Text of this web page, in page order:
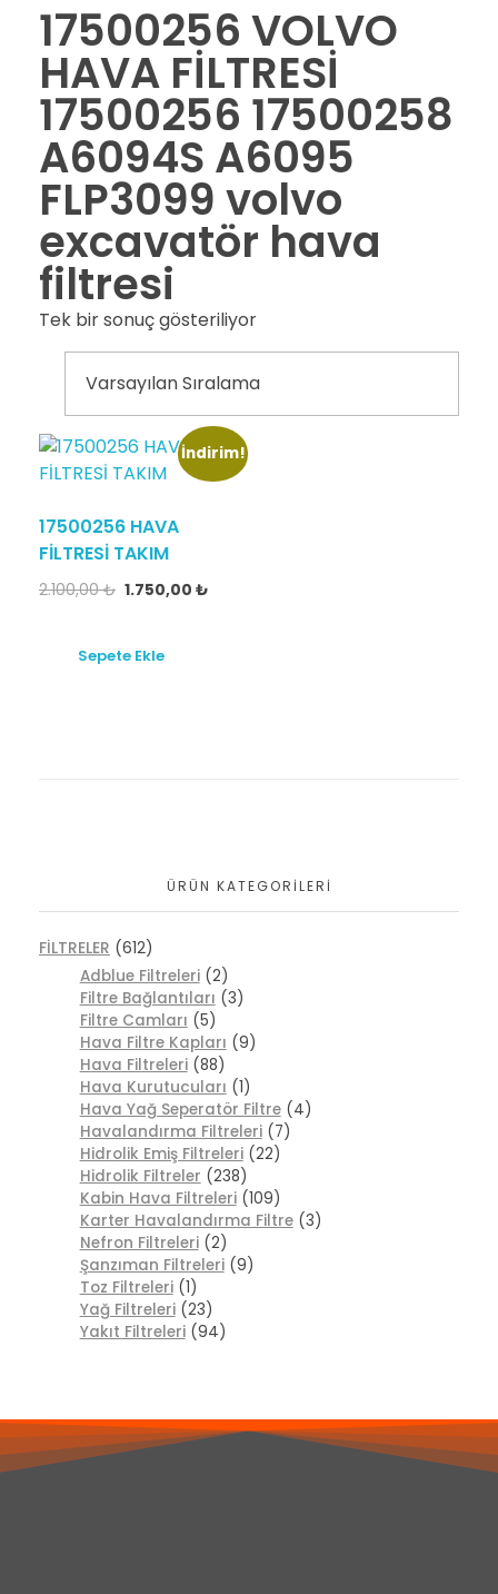
17500256 VOLVO
HAVA FİLTRESİ
17500256 17500258
A6094S A6095
FLP3099 volvo
excavatör hava
filtresi
Tek bir sonuç gösteriliyor
İndirim!
17500256 HAVA
FİLTRESİ TAKIM
2.100,00₺ 1.750,00₺
Sepete Ekle
ÜRÜN KATEGORILERI
FİLTRELER (612)
Adblue Filtreleri (2)
Filtre Bağlantıları (3)
Filtre Camları (5)
Hava Filtre Kapları (9)
Hava Filtreleri (88)
Hava Kurutucuları (1)
Hava Yağ Seperatör Filtre (4)
Havalandırma Filtreleri (7)
Hidrolik Emiş Filtreleri (22)
Hidrolik Filtreler (238)
Kabin Hava Filtreleri (109)
Karter Havalandırma Filtre (3)
Nefron Filtreleri (2)
Şanzıman Filtreleri (9)
Toz Filtreleri (1)
Yağ Filtreleri (23)
Yakıt Filtreleri (94)